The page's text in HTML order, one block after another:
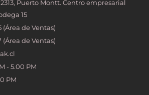
Puerto Montt. Centro empresarial
15
(Área de Ventas)
(Área de Ventas)
- 5.00 PM
PM